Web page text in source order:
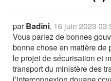
parBadini, 16 juin 2023
Vous parlez de bonnes
bonne chose en matière de
le projet de sécurisation et
transport du ministère des